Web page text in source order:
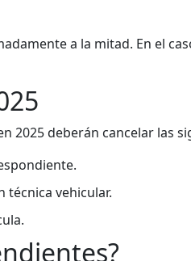
a la mitad. En el
2025 deberán cancelar las
técnica vehicular.